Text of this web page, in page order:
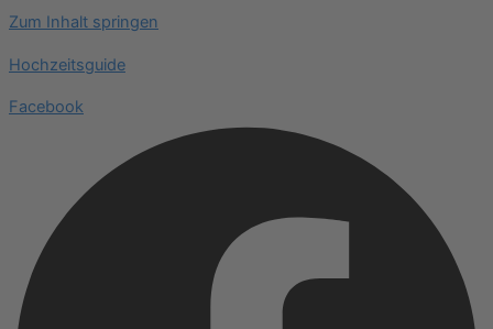
Zum Inhalt springen
Hochzeitsguide
Facebook